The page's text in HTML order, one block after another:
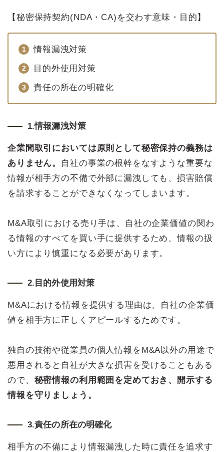
【秘密保持契約(NDA・CA)を交わす意味・目的】
情報漏洩対策
目的外使用対策
責任の所在の明確化
1.情報漏洩対策
企業間取引においては原則として秘密保持の義務は
ありません。 自社の事業の根幹をなすような重要な
情報が相手方の不備で外部に漏洩しても、損害賠償
を請求することができなくなってしまいます。
M&A取引における売り手は、自社の企業価値の関わ
る情報のすべてを買い手に提供するため、情報の扱
い方により慎重になる必要があります。
2.目的外使用対策
M&Aにおける情報を提供する理由は、自社の企業価
値を相手方に正しくアピールするためです。
独自の技術や従業員の個人情報をM&A以外の用途で
悪用されると自社が大きな損害を受けることもある
ので、 秘密情報の利用範囲を定めておき、開示する
情報を守りましょう。
3.責任の所在の明確化
相手方の不備により情報漏洩した時に責任を追求す